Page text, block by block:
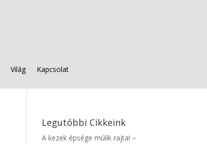
Világ Kapcsolat
Legutóbbi Cikkeink
A kezek épsége múlik rajta! –